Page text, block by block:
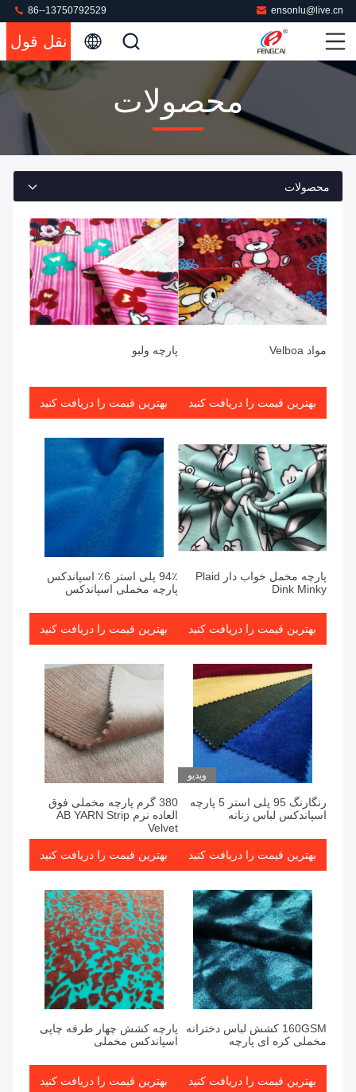
ensonlu@live.cn
86--13750792529
نقل قول
محصولات
محصولات
مواد Velboa
بهترین قیمت را دریافت کنید
پارچه ولبو
بهترین قیمت را دریافت کنید
پارچه مخمل خواب دار Plaid
Dink Minky
بهترین قیمت را دریافت کنید
94٪ پلی استر 6٪ اسپاندکس
پارچه مخملی اسپاندکس
بهترین قیمت را دریافت کنید
ویدیو
رنگارنگ 95 پلی استر 5 پارچه
اسپاندکس لباس زنانه
بهترین قیمت را دریافت کنید
380 گرم پارچه مخملی فوق
العاده نرم AB YARN Strip
Velvet
بهترین قیمت را دریافت کنید
160GSM کشش لباس دخترانه
مخملی کره ای پارچه
بهترین قیمت را دریافت کنید
پارچه کشش چهار طرفه چاپی
اسپاندکس مخملی
بهترین قیمت را دریافت کنید